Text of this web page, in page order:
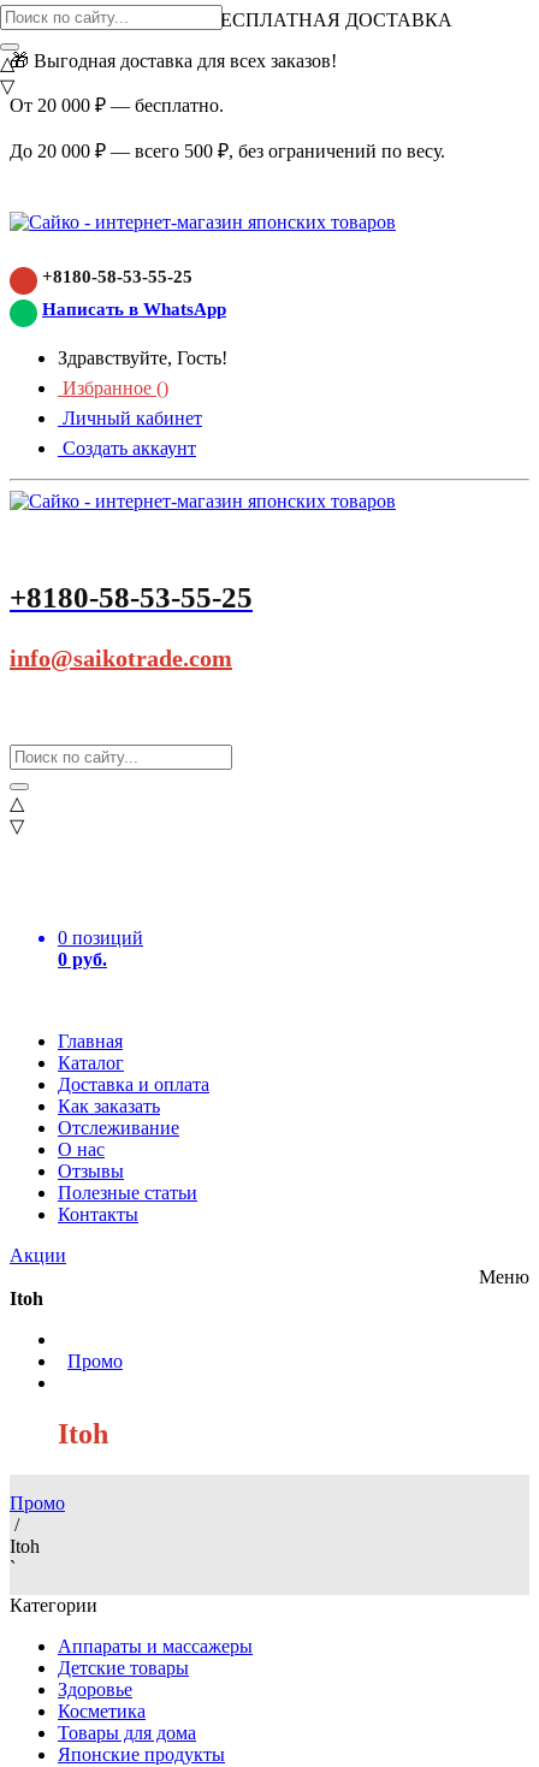
ВНИМАНИЕ АКЦИЯ!
БЕСПЛАТНАЯ ДОСТАВКА
🎁 Выгодная доставка для всех заказов!
От 20 000 ₽ — бесплатно.
До 20 000 ₽ — всего 500 ₽, без ограничений по весу.
+8180-58-53-55-25
Написать в WhatsApp
Здравствуйте, Гость!
Избранное ()
Личный кабинет
Создать аккаунт
+8180-58-53-55-25
info@saikotrade.com
△
▽
0 позиций
0 руб.
Главная
Каталог
Доставка и оплата
Как заказать
Отслеживание
О нас
Отзывы
Полезные статьи
Контакты
Акции
△
▽
Меню
Itoh
Промо
Itoh
Промо
/
Itoh
`
Категории
Аппараты и массажеры
Детские товары
Здоровье
Косметика
Товары для дома
Японские продукты